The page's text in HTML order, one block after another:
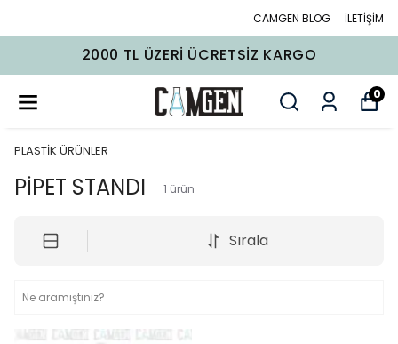
CAMGEN BLOG İLETİŞİM
2000 TL ÜZERI ÜCRETSIZ KARGO
0
PLASTİK ÜRÜNLER
PİPET STANDI 1 ürün
Sırala